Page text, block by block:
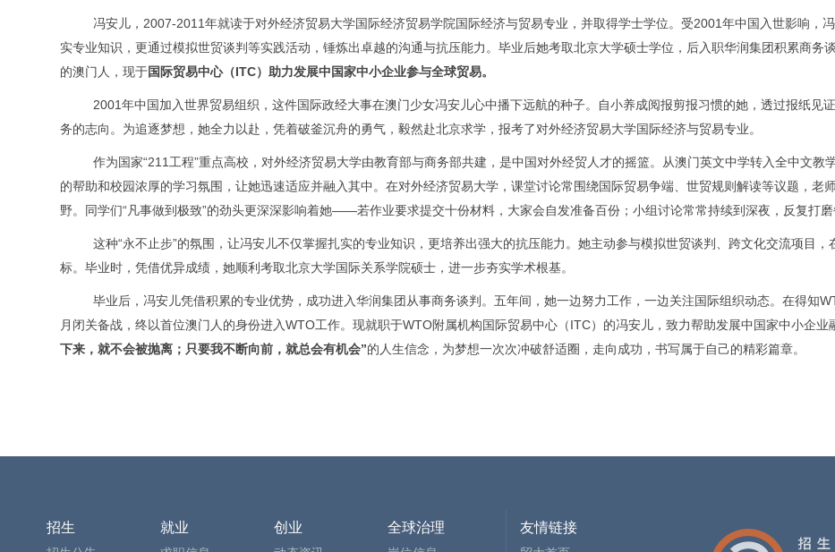
冯安儿， 2007-2011年就读于对外经济贸易大学国际经济贸易学院国际经济与贸易专业，并取得学士学位。受2001年中国入世影响，
实专业知识，更通过模拟世贸谈判等实践活动，锤炼出卓越的沟通与抗压能力。毕业后她考取北京大学硕士学位，后入职华润集团积累商务谈
的澳门人，现于国际贸易中心（ITC） 助力发展中国家中小企业参与全球贸易。
2001年中国加入世界贸易组织，这件国际政经大事在澳门少女冯安儿心中播下远航的种子。自小养成阅报剪报习惯的她，透过报纸见
务的志向。为追逐梦想，她全力以赴，凭着破釜沉舟的勇气，毅然赴北京求学，报考了对外经济贸易大学国际经济与贸易专业。
作为国家“211 工程”重点高校，对外经济贸易大学由教育部与商务部共建，是中国对外经贸人才的摇篮。从澳门英文中学转入全中文
的帮助和校园浓厚的学习氛围，让她迅速适应并融入其中。 在对外经济贸易大学，课堂讨论常围绕国际贸易争端、世贸规则解读等议题，老
野。同学们“ 凡事做到极致”的劲头更深深影响着她——若作业要求提交十份材料，大家会自发准备百份；小组讨论常常持续到深夜，反复打磨
这种“永不止步”的氛围，让冯安儿不仅掌握扎实的专业知识，更培养出强大的抗压能力。她主动参与模拟世贸谈判、跨文化交流项目
标。毕业时，凭借优异成绩，她顺利考取北京大学国际关系学院硕士，进一步夯实学术根基。
毕业后，冯安儿凭借积累的专业优势，成功进入华润集团从事商务谈判。五年间，她一边努力工作，一边关注国际组织动态。在得知
月闭关备战，终以首位澳门人的身份进入WTO工作。 现就职于WTO附属机构国际贸易中心（ITC）的冯安儿，致力帮助发展中国家中小企
下来，就不会被抛离；只要我不断向前，就总会有机会”的人生信念，为梦想一次次冲破舒适圈，走向成功，书写属于自己的精彩篇章。
招生 就业 创业 全球治理 友情链接